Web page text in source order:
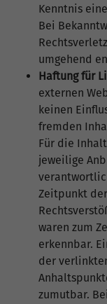
Kenntnis
Bei
umgehend
Haftung für
externen
keinen
fremden
Für die
jeweilige
Zeitpunkt
waren zum
erkennbar.
der
zumutbar.